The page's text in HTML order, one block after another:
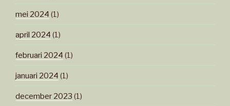
mei 2024 (1)
april 2024 (1)
februari 2024 (1)
januari 2024 (1)
december 2023 (1)